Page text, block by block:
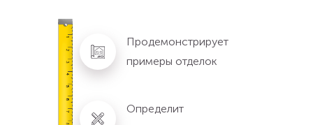
Продемонстрирует
примеры отделок
Определит